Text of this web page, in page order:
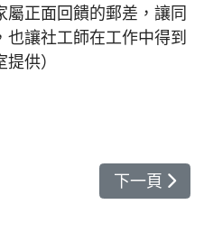
正面回饋的郵差，讓同
讓社工師在工作中得到
供）
病房傳出解憂鈴聲 紅鼻
下一篇文章
下一頁